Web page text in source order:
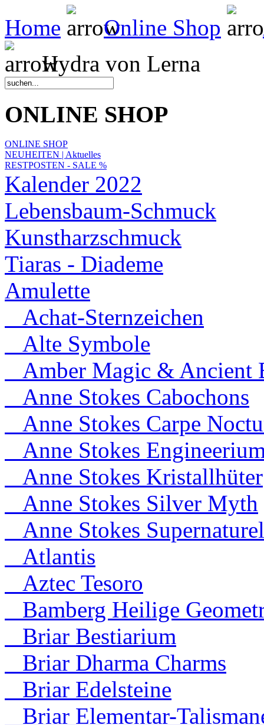
Home Online Shop
Hydra von Lerna
ONLINE SHOP
ONLINE SHOP
NEUHEITEN | Aktuelles
RESTPOSTEN - SALE %
Kalender 2022
Lebensbaum-Schmuck
Kunstharzschmuck
Tiaras - Diademe
Amulette
Achat-Sternzeichen
Alte Symbole
Amber Magic & Ancient
Anne Stokes Cabochons
Anne Stokes Carpe
Anne Stokes
Anne Stokes Kristallhüter
Anne Stokes Silver Myth
Anne Stokes
Atlantis
Aztec Tesoro
Bamberg Heilige
Briar Bestiarium
Briar Dharma Charms
Briar Edelsteine
Briar Elementar-